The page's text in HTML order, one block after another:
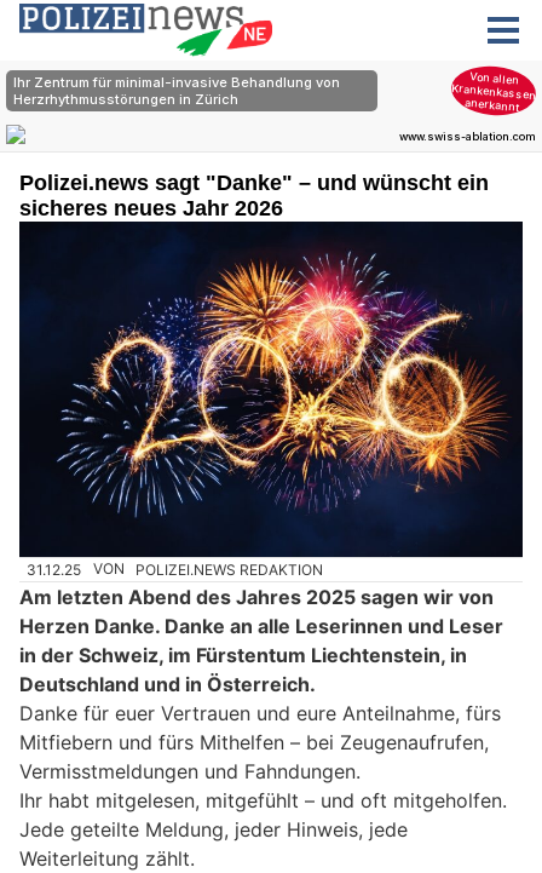
Polizei.news sagt "Danke" – und wünscht ein
sicheres neues Jahr 2026
31.12.25 VON POLIZEI.NEWS REDAKTION
Am letzten Abend des Jahres 2025 sagen wir von
Herzen Danke. Danke an alle Leserinnen und Leser
in der Schweiz, im Fürstentum Liechtenstein, in
Deutschland und in Österreich.
Danke für euer Vertrauen und eure Anteilnahme, fürs
Mitfiebern und fürs Mithelfen – bei Zeugenaufrufen,
Vermisstmeldungen und Fahndungen.
Ihr habt mitgelesen, mitgefühlt – und oft mitgeholfen.
Jede geteilte Meldung, jeder Hinweis, jede
Weiterleitung zählt.